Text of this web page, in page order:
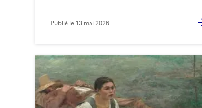
Publié le13 mai 2026